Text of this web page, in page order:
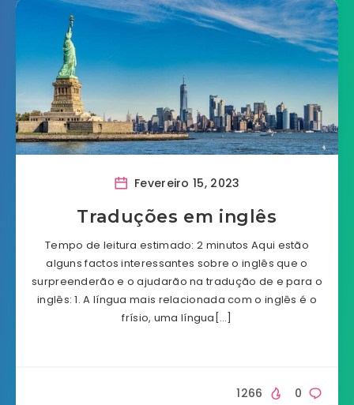
Fevereiro 15, 2023
Traduções em inglês
Tempo de leitura estimado: 2 minutos Aqui estão
alguns factos interessantes sobre o inglês que o
surpreenderão e o ajudarão na tradução de e para o
inglês: 1. A língua mais relacionada com o inglês é o
frísio, uma língua[…]
0
1266